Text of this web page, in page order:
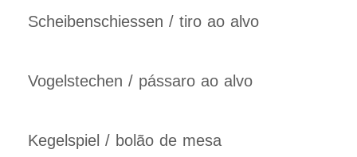
Scheibenschiessen / tiro ao alvo
Vogelstechen / pássaro ao alvo
Kegelspiel / bolão de mesa